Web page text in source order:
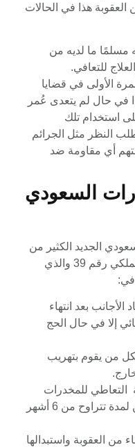
العقوبة هذا في الحالات
مسلمًا ما لديه من
للتعافي.
الأولى في قضايا
في حال لم يتعدى عُمر
على استخدام تلك
النظر مثل الجرائم
أي مقاومة ضد
السعودي
الجديد الكثير من
المحاور الجديد هذا وفقًا للمرسوم الملكي رقم 39 والذي
في:
الأجانب بعد انتهاء
إلا في حال الحج
لكل من يقوم بتهريب
التعاطي للمخدرات
والاستخدام الشخصي بالسجن لمدة تتراوح من 6 أشهر
من العقوبة واستبدالها